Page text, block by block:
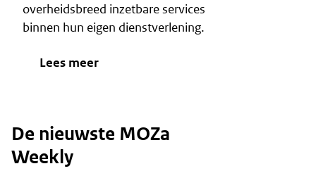
overheidsbreed inzetbare services
binnen hun eigen dienstverlening.
Lees meer
De nieuwste MOZa
Weekly